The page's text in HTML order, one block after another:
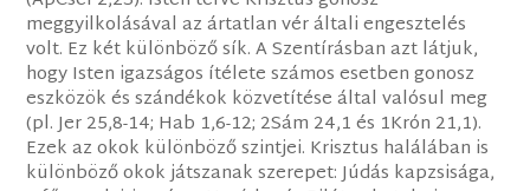
meggyilkolásával az ártatlan vér általi engesztelés
volt. Ez két különböző sík. A Szentírásban azt látjuk,
hogy Isten igazságos ítélete számos esetben gonosz
eszközök és szándékok közvetítése által valósul meg
(pl. Jer 25,8-14; Hab 1,6-12; 2Sám 24,1 és 1Krón 21,1).
Ezek az okok különböző szintjei. Krisztus halálában is
különböző okok játszanak szerepet: Júdás kapzsisága,